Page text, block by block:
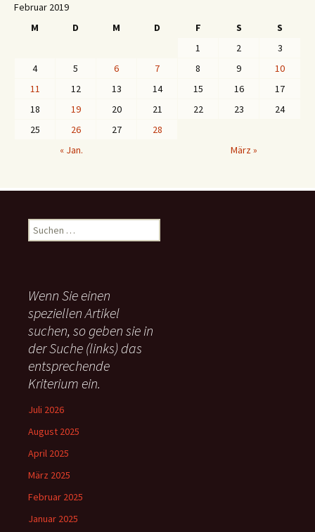
Februar 2019
M
D M D F S
S
1
2
3
4
5 6 7 8 9
10
11
12 13 14 15 16
17
18
19 20 21 22 23
24
25
26 27
28
« Jan.
März »
u
n
n
a
c
:
Wenn Sie einen
speziellen Artikel
suchen, so geben sie in
der Suche (links) das
entsprechende
Kriterium ein.
Juli 2026
August 2025
April 2025
März 2025
Februar 2025
Januar 2025